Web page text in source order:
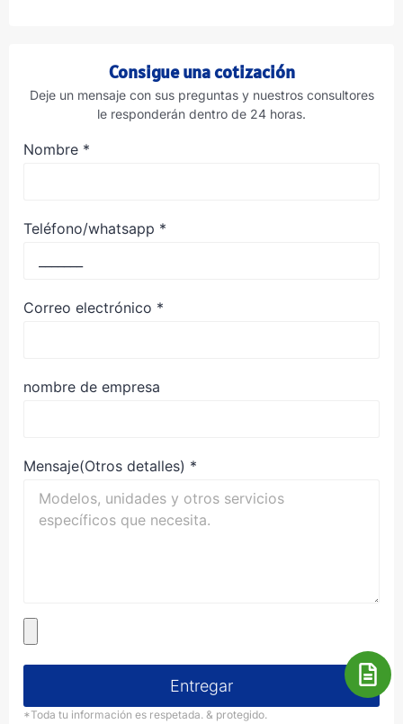
Consigue una cotización
Deje un mensaje con sus preguntas y nuestros consultores
le responderán dentro de 24 horas.
Nombre *
Teléfono/whatsapp *
Correo electrónico *
nombre de empresa
Mensaje(Otros detalles) *
Entregar
*Toda tu información es respetada. & protegido.